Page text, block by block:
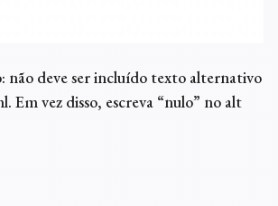
não deve ser incluído texto alternativo
Em vez disso, escreva “nulo” no alt